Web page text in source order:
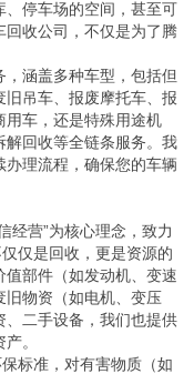
、停车场的空间，甚至可
回收公司，不仅是为了腾
涵盖多种车型，包括但
吊车、报废摩托车、报
用车，还是特殊用途机
解回收等全链条服务。我
理流程，确保您的车辆
经营”为核心理念，致力
仅是回收，更是资源的
部件（如发动机、变速
旧物资（如电机、变压
、二手设备，我们也提供
。
标准，对有害物质（如